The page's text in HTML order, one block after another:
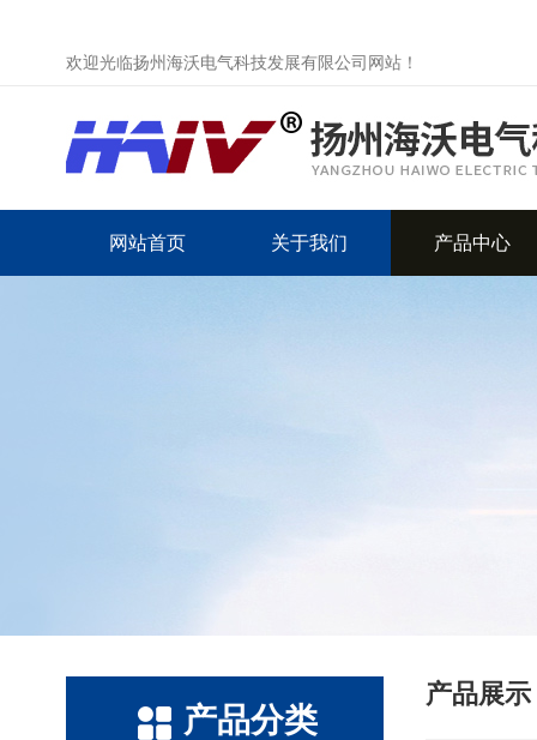
欢迎光临扬州海沃电气科技发展有限公司网站！
网站首页 关于我们 产品中心
产品分类
产品展示